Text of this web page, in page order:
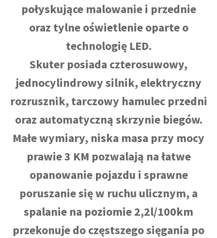
połyskujące malowanie i przednie
oraz tylne oświetlenie oparte o
technologię LED.
Skuter posiada czterosuwowy,
jednocylindrowy silnik, elektryczny
rozrusznik, tarczowy hamulec przedni
oraz automatyczną skrzynie biegów.
Małe wymiary, niska masa przy mocy
prawie 3 KM pozwalają na łatwe
opanowanie pojazdu i sprawne
poruszanie się w ruchu ulicznym, a
spalanie na poziomie 2,2l/100km
przekonuje do częstszego sięgania po